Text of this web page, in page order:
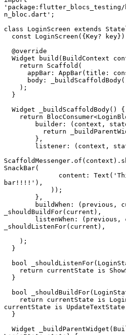
n_bloc.dart';
class LoginScreen extends
const LoginScreen({Key?
  @override
Widget build(BuildContext
    return Scaffold(
appBar: AppBar(title:
body:
    );
  }
  Widget _buildScaffoldBody() {
return
builder: (context,
return
        },
listener: (context,
SnackBar(
bar!!!!'),
            ));
        },
_shouldBuildFor(current),
_shouldListenFor(current),
    );
  }
bool
return currentState is
  }
bool
currentState is
  }